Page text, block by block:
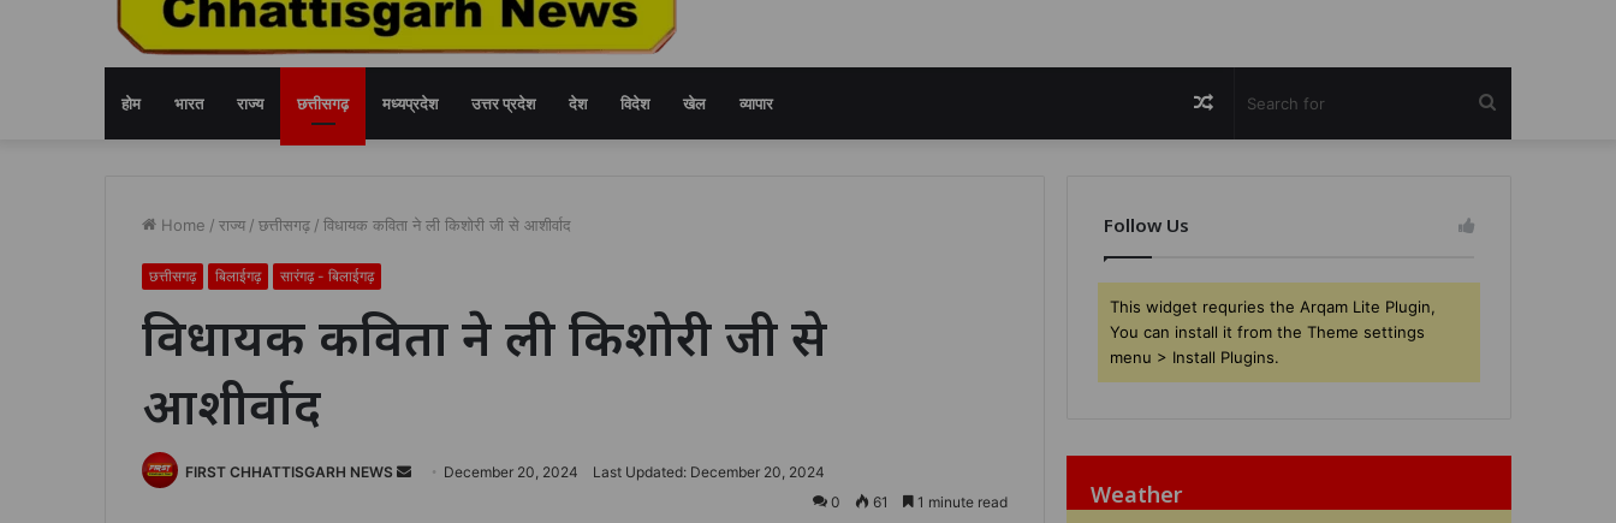
होम भारत राज्य छत्तीसगढ़ मध्यप्रदेश उत्तर प्रदेश देश विदेश खेल व्यापार Random
Home / राज्य / छत्तीसगढ़ / विधायक कविता ने ली किशोरी जी से आशीर्वाद
छत्तीसगढ़ बिलाईगढ़ सारंगढ़ - बिलाईगढ़
विधायक कविता ने ली किशोरी जी से
आशीर्वाद
FIRST CHHATTISGARH NEWS
Send December 20, 2024
Last Updated: December 20, 2024
0
61 1 minute read
Follow Us
This widget requries the Arqam Lite Plugin,
You can install it from the Theme settings
menu > Install Plugins.
Weather